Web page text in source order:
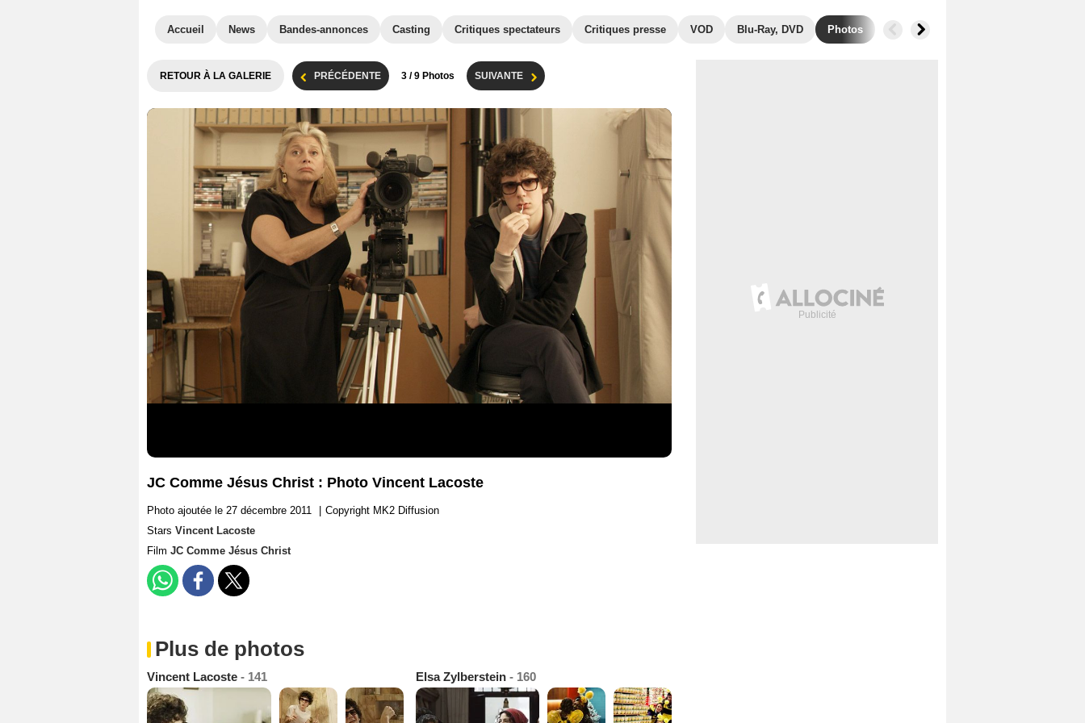
Accueil News Bandes-annonces Casting Critiques spectateurs Critiques presse VOD Blu-Ray, DVD Photos Secrets de tournage
RETOUR À LA GALERIE PRÉCÉDENTE 3 / 9 Photos SUIVANTE
JC Comme Jésus Christ : Photo Vincent Lacoste
Photo ajoutée le 27 décembre 2011
Copyright MK2 Diffusion
Stars Vincent Lacoste
Film JC Comme Jésus Christ
Plus de photos
Vincent Lacoste - 141 Elsa Zylberstein - 160